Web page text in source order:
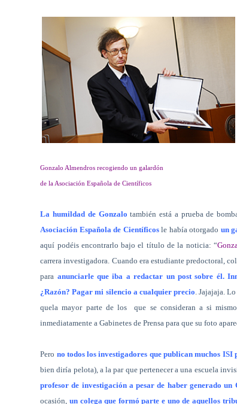
Gonzalo Almendros recogiendo un galardón
de la Asociación Española de Científicos
La humildad de Gonzalo también está a prueba de
Asociación Española de Científicosle había otorgado un
aquí podéis encontrarlo bajo el título de la noticia: “
carrera investigadora. Cuando era estudiante predoctoral,
para anunciarle que iba a redactar un post sobre él.
¿Razón? Pagar mi silencio a cualquier precio. Jajajaja.
quela mayor parte de los
que se consideran a si
inmediatamente a Gabinetes de Prensa para que su foto
Pero no todos los investigadores que publican muchos
bien diría pelota), a la par que pertenecer a una escuela
profesor de investigación a pesar de haber generado un
ocasión, un colega que formó parte e uno de aquellos